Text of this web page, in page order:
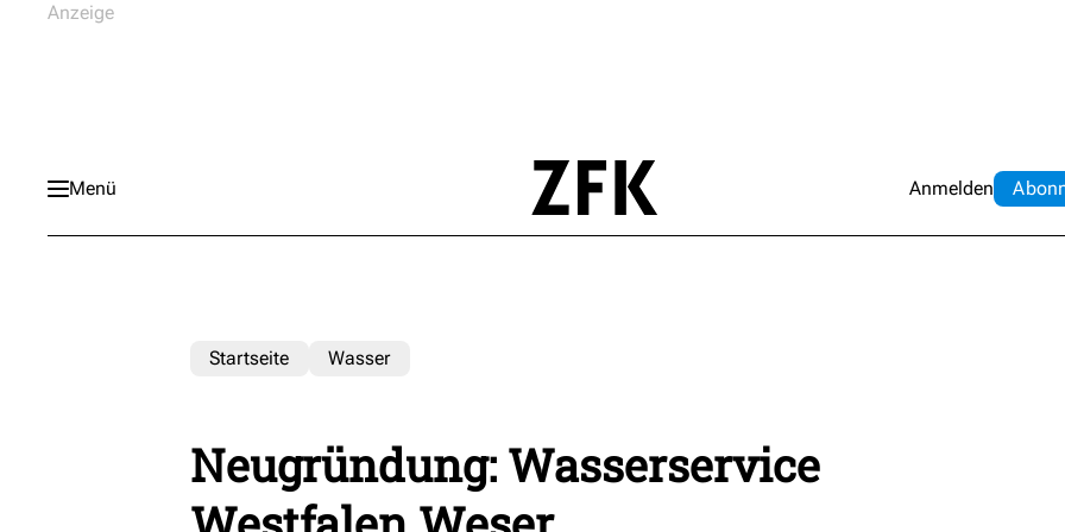
Menü Anmelden Abo
Startseite Wasser
Neugründung: Wasserservice